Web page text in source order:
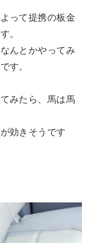
って提携の板金
。
んとかやってみ
す。
みたら、馬は馬
効きそうです